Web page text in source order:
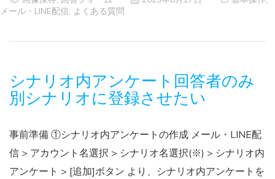
メール・LINE配信 よくある質問
シナリオ内アンケート回答者のみ
別シナリオに登録させたい
事前準備 ①シナリオ内アンケートの作成 メール・LINE配
信 > アカウント名選択 > シナリオ名選択(※) > シナリオ内
アンケート > [追加]ボタン より、シナリオ内アンケートを